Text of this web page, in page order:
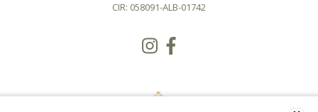
CIR: 058091-ALB-01742